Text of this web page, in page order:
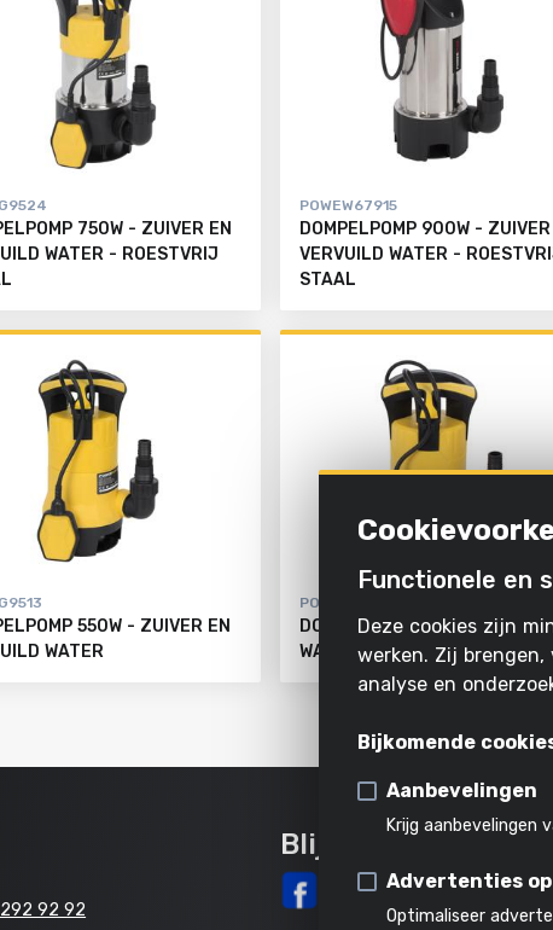
750W - ZUIVER EN
WATER - ROESTVRIJ
POWEW67915
DOMPELPOMP 900W - ZUIVER
VERVUILD WATER -
STAAL
550W - ZUIVER EN
WATER
POWXG9507
DOMPELPOMP 550W - ZUIVER
WATER
92 92
Blijf op de hoogte
Functionele en
Deze cookies zijn
werken. Zij
analyse en
Bijkomende
Aanbevelingen
Krijg aanbevelingen
Advertenties
Optimaliseer